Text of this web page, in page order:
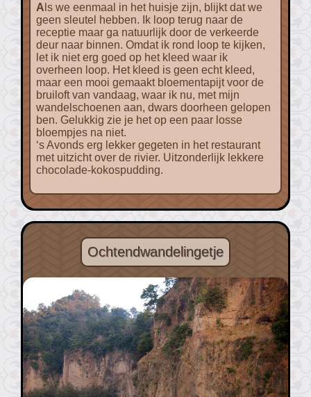
Als we eenmaal in het huisje zijn, blijkt dat we
geen sleutel hebben. Ik loop terug naar de
receptie maar ga natuurlijk door de verkeerde
deur naar binnen. Omdat ik rond loop te kijken,
let ik niet erg goed op het kleed waar ik
overheen loop. Het kleed is geen echt kleed,
maar een mooi gemaakt bloementapijt voor de
bruiloft van vandaag, waar ik nu, met mijn
wandelschoenen aan, dwars doorheen gelopen
ben. Gelukkig zie je het op een paar losse
bloempjes na niet.
‘s Avonds erg lekker gegeten in het restaurant
met uitzicht over de rivier. Uitzonderlijk lekkere
chocolade-kokospudding.
Ochtendwandelingetje